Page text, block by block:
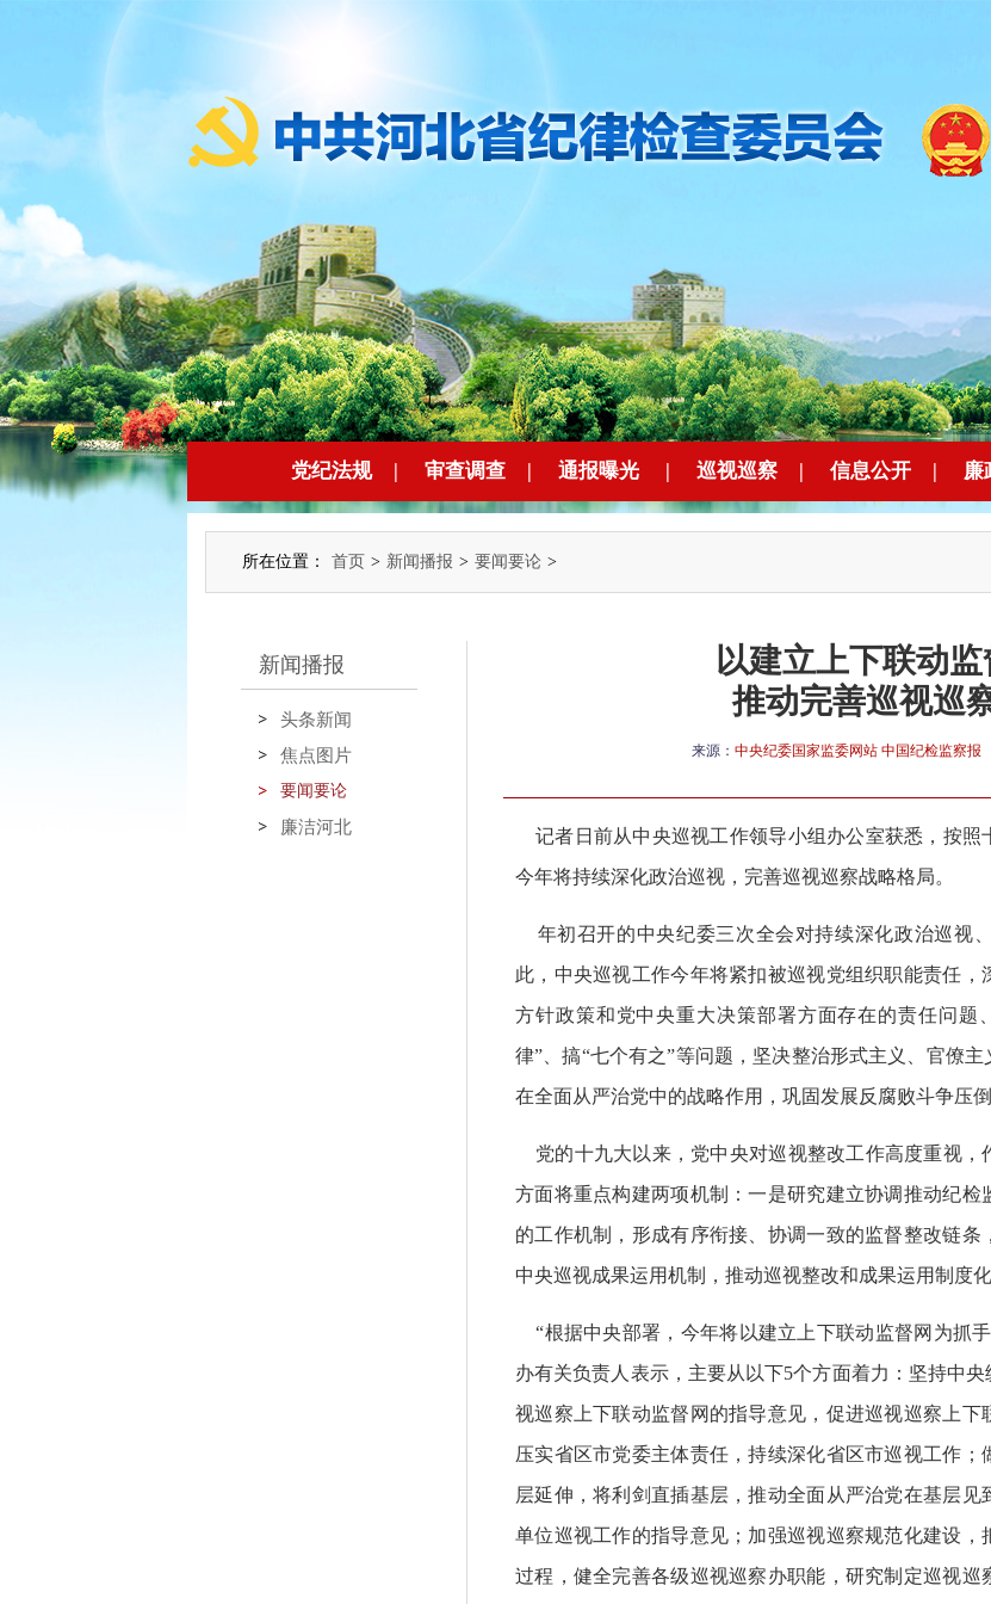
党纪法规 | 审查调查 | 通报曝光 | 巡视巡察 | 信息公开 | 廉
所在位置： 首页 > 新闻播报 > 要闻要论 >
新闻播报
头条新闻
焦点图片
要闻要论
廉洁河北
以建立上下联动
推动完善巡视巡
来源： 中央纪委国家监委网站 中国纪检监察报
记者日前从中央巡视工作领导小组办公室获悉，按照
今年将持续深化政治巡视，完善巡视巡察战略格局。
年初召开的中央纪委三次全会对持续深化政治巡视
此，中央巡视工作今年将紧扣被巡视党组织职能责任
方针政策和党中央重大决策部署方面存在的责任问题
律”、搞“七个有之”等问题，坚决整治形式主义、官僚
在全面从严治党中的战略作用，巩固发展反腐败斗争压倒
党的十九大以来，党中央对巡视整改工作高度重视，
方面将重点构建两项机制：一是研究建立协调推动纪
的工作机制，形成有序衔接、协调一致的监督整改链
中央巡视成果运用机制，推动巡视整改和成果运用制度化
“根据中央部署，今年将以建立上下联动监督网为抓
办有关负责人表示，主要从以下5个方面着力：坚持中
视巡察上下联动监督网的指导意见，促进巡视巡察上下
压实省区市党委主体责任，持续深化省区市巡视工作
层延伸，将利剑直插基层，推动全面从严治党在基层
单位巡视工作的指导意见；加强巡视巡察规范化建设
过程，健全完善各级巡视巡察办职能，研究制定巡视